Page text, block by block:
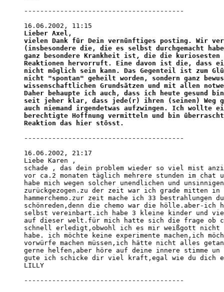
----------------------------------------
Lieber Axel,
vielen Dank für Dein vernünftiges posting. Wir
(insbesondere die, die es selbst durchgemacht
ganz besondere Krankheit ist, die die kuriosesten
Reaktionen hervorruft. Eine davon ist die, dass
nicht möglich sein kann. Das Gegenteil ist zum
nicht "spontan" geheilt worden, sondern ganz
wissenschaftlichen Grundsätzen und mit allen
Daher behaupte ich auch, dass ich heute gesund
seit jeher klar, dass jede(r) ihren (seinen) Weg
auch niemand irgendetwas aufzwingen. Ich wollte
berechtigte Hoffnung vermitteln und bin
Reaktion das hier stösst.
----------------------------------------
16.06.2002, 21:17
Liebe Karen ,
schade , das dein problem wieder so viel mist
vor ca.2 monaten täglich mehrere stunden im chat
habe mich wegen solcher unendlichen und
zurückgezogen.zu der zeit war ich grade mitten
hammerchemo.zur zeit mache ich 33
schönreden,denn die chemo war die hölle.aber-
selbst vereinbart.ich habe 3 kleine kinder und
auf dieser welt.für mich hatte sich die frage ob
schnell erledigt,obwohl ich es mir weißgott nicht
habe. ich möchte keine experimente machen,ich
vorwürfe machen müssen,ich hätte nicht alles
gerne helfen,aber höre auf deine innere stimme
gute ich schicke dir viel kraft,egal wie du dich
LILLY
----------------------------------------